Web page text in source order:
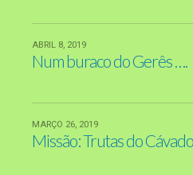
ABRIL 8, 2019
Num buraco do Gerês ….
MARÇO 26, 2019
Missão: Trutas do